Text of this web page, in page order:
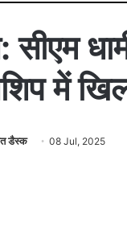
सीएम
में
डैस्क 08 Jul, 2025